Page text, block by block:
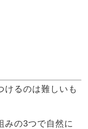
けるのは難しいも
みの3つで自然に